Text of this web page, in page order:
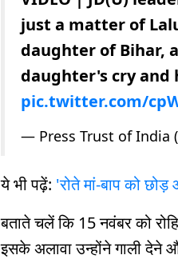
just a matter of
daughter of Bihar,
daughter's cry and
pic.twitter.com/
— Press Trust of India
ये भी पढ़ें: 'रोते मां-बाप को छोड़
बताते चलें कि 15 नवंबर को
इसके अलावा उन्होंने गाली देने